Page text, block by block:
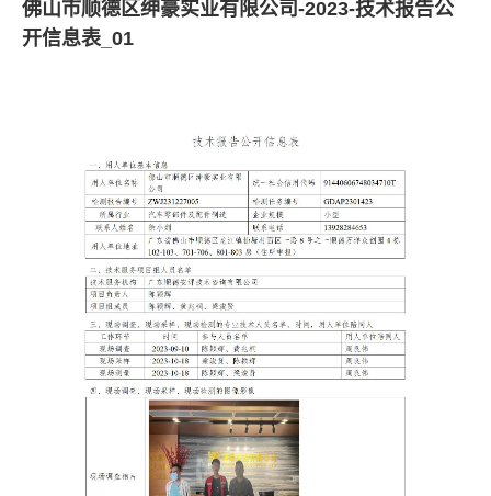
佛山市顺德区绅豪实业有限公司-2023-技术报告公
开信息表_01